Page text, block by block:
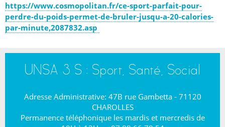
https://www.cosmopolitan.fr/ce-sport-parfait-pour-
perdre-du-poids-permet-de-bruler-jusqu-a-20-calories-
par-minute,2087832.asp
UNSA 3 S : Sport, Santé, Social
Adresse Administrative: 47B rue Gambetta - 71120
CHAROLLES
Permanence téléphonique les mardis et mercredis de